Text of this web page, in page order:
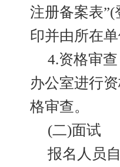
注册备案表”(
印并由所在单
4.资格审
办公室进行
格审查。
(二)面试
报名人员